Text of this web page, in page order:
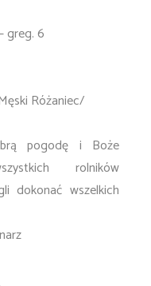
greg. 6
Różaniec/
pogodę i Boże
rolników
dokonać wszelkich